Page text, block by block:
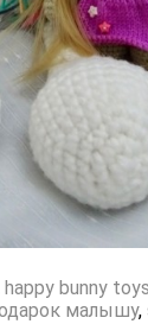
happy bunny toys
малышу,